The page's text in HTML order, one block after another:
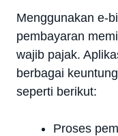
Menggunakan e-
pembayaran
wajib pajak.
berbagai
seperti berikut:
Proses